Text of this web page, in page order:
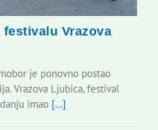
Vrazova
je ponovno postao
Vrazova Ljubica, festival
imao [...]